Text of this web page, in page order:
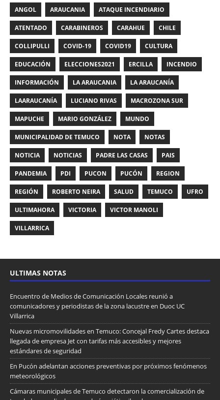
ANGOL ARAUCANIA ATAQUE INCENDIARIO
ATENTADO CARABINEROS CARAHUE CHILE
COLLIPULLI COVID-19 COVID19 CULTURA
EDUCACIÓN ELECCIONES2021 ERCILLA INCENDIO
INFORMACIÓN LA ARAUCANIA LA ARAUCANÍA
LAARAUCANÍA LUCIANO RIVAS MACROZONA SUR
MAPUCHE MARIO GONZÁLEZ MUNDO
MUNICIPALIDAD DE TEMUCO NOTA NOTAS
NOTICIA NOTICIAS PADRE LAS CASAS PAIS
PANDEMIA PDI PUCON PUCÓN REGION
REGIÓN ROBERTO NEIRA SALUD TEMUCO UFRO
ULTIMAHORA VICTORIA VICTOR MANOLI
VILLARRICA
ULTIMAS NOTAS
Encuentro de Medios de Comunicación Locales reunió a
comunicadores y periodistas de la zona lacustre en Duoc UC
Villarrica
Nuevas micromovilidades en Temuco: Concejal Fredy Cartes destaca
llegada de empresa Jet con tarifas más accesibles y mejores
estándares de seguridad
En Pucón adelantan acciones preventivas por próximos fenómenos
meteorológicos
Cámaras municipales de Temuco detectaron la comercialización de